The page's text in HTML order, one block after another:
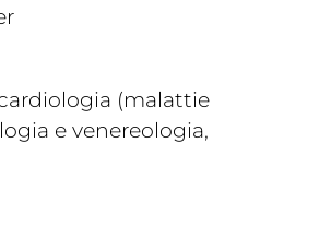
(malattie
e venereologia,